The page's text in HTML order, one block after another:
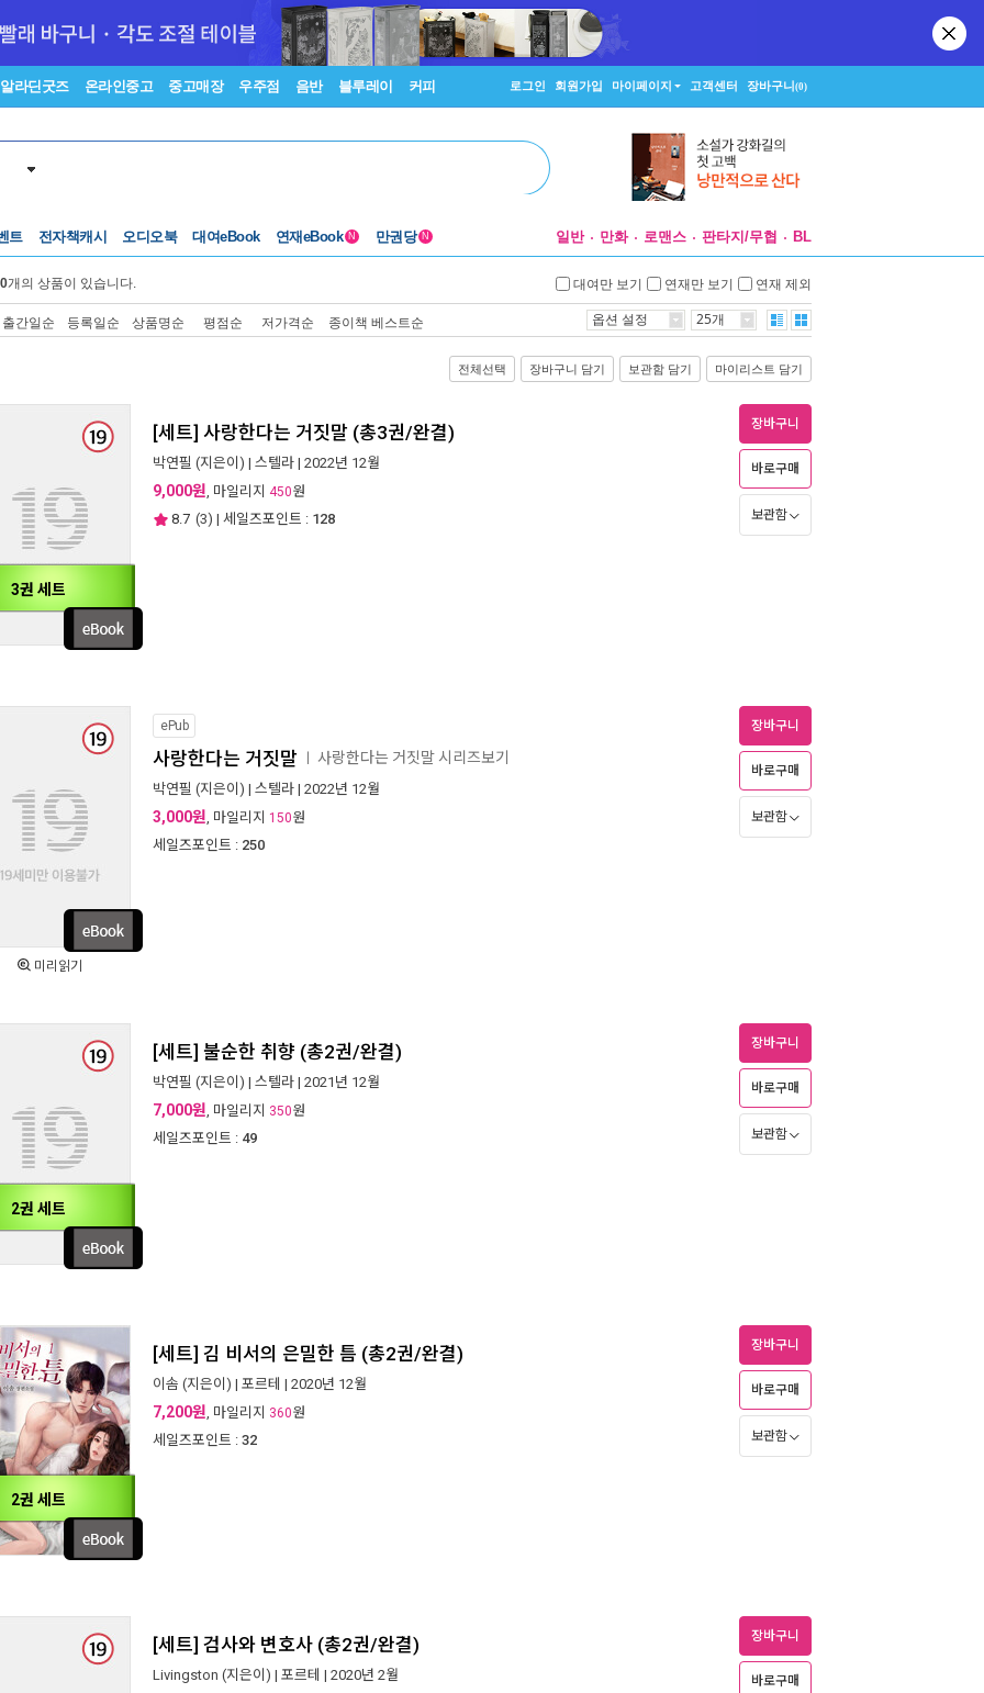
알라딘굿즈 온라인중고 중고매장 우주점 음반 블루레이 커피 로그인 회원가입 마이페이지 고객센터 장바구니(0)
트 전자책캐시 오디오북 대여eBook 연재eBook N 만권당 N 일반 만화 로맨스 판타지/무협 BL
개의 상품이 있습니다. 대여만 보기 연재만 보기 연재 제외
출간일순 등록일순 상품명순 평점순 저가격순 종이책 베스트순 옵션 설정 25개
전체선택 장바구니 담기 보관함 담기 마이리스트 담기
3권 세트
[세트] 사랑한다는 거짓말 (총3권/완결)
박연필 (지은이) | 스텔라 | 2022년 12월
9,000원, 마일리지 450원
8.7 (3) | 세일즈포인트 : 128
장바구니
바로구매
보관함
미리읽기
ePub
사랑한다는 거짓말 사랑한다는 거짓말 시리즈보기
박연필 (지은이) | 스텔라 | 2022년 12월
3,000원, 마일리지 150원
세일즈포인트 : 250
장바구니
바로구매
보관함
2권 세트
[세트] 불순한 취향 (총2권/완결)
박연필 (지은이) | 스텔라 | 2021년 12월
7,000원, 마일리지 350원
세일즈포인트 : 49
장바구니
바로구매
보관함
2권 세트
[세트] 김 비서의 은밀한 틈 (총2권/완결)
이솜 (지은이) | 포르테 | 2020년 12월
7,200원, 마일리지 360원
세일즈포인트 : 32
장바구니
바로구매
보관함
[세트] 검사와 변호사 (총2권/완결)
Livingston (지은이) | 포르테 | 2020년 2월
장바구니
바로구매